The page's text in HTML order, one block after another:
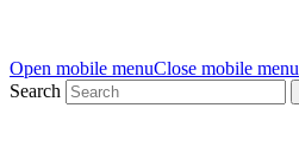
Open mobile menuClose mobile menu
Search